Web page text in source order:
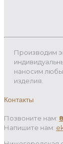
Производим
наносим
изделия.
Контакты
Позвоните нам:
Напишите нам: